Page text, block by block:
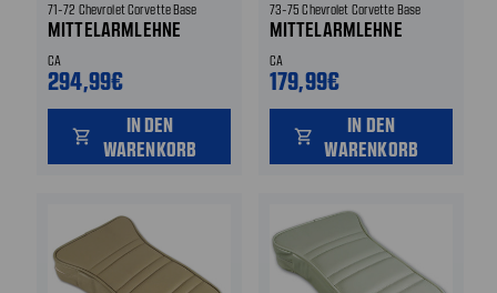
71-72 Chevrolet Corvette Base
MITTELARMLEHNE
CA
294,99€
shopping_cart
IN DEN
WARENKORB
73-75 Chevrolet Corvette Base
MITTELARMLEHNE
CA
179,99€
shopping_cart
IN DEN
WARENKORB